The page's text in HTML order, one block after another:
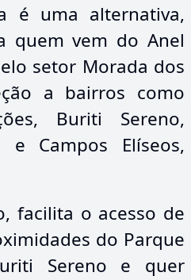
é uma alternativa,
quem vem do Anel
setor Morada dos
a bairros como
Buriti Sereno,
e Campos Elíseos,
facilita o acesso de
do Parque
Sereno e quer